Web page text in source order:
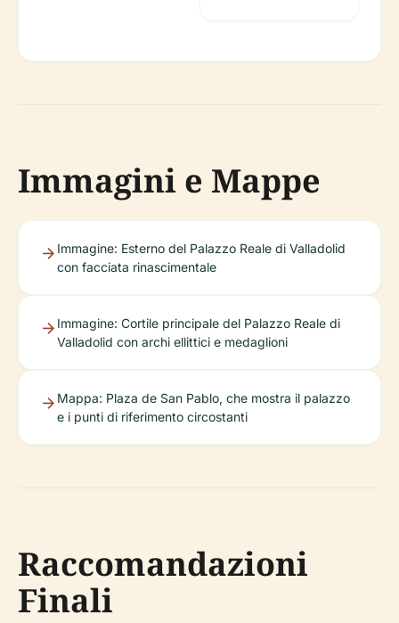
Immagini e Mappe
Immagine: Esterno del Palazzo Reale di Valladolid
con facciata rinascimentale
Immagine: Cortile principale del Palazzo Reale di
Valladolid con archi ellittici e medaglioni
Mappa: Plaza de San Pablo, che mostra il palazzo
e i punti di riferimento circostanti
Raccomandazioni
Finali